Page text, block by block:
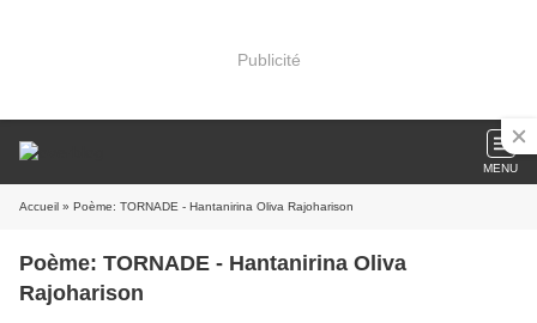
Publicité
MENU
Accueil » Poème: TORNADE - Hantanirina Oliva Rajoharison
Poème: TORNADE - Hantanirina Oliva
Rajoharison